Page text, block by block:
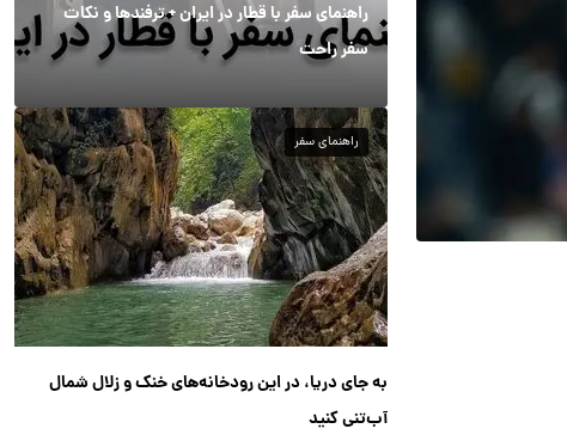
راهنمای سفر با قطار در ایران + ترفندها و نکات
سفر راحت
راهنمای سفر
به جای دریا، در این رودخانه‌های خنک و زلال شمال
آب‌تنی کنید